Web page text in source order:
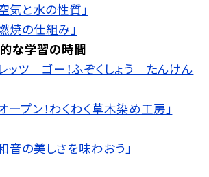
気と水の性質」
焼の仕組み」
な学習の時間
ッツ ゴー！ふぞくしょう たんけん
ープン！わくわく草木染め工房」
音の美しさを味わおう」